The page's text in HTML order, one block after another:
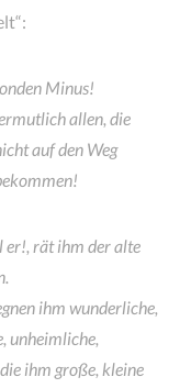
Minus!
allen, die
auf den Weg
er!, rät ihm der alte
ihm wunderliche,
unheimliche,
ihm große, kleine